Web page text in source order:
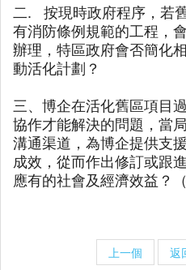
二. 按現時政府程序，若
有消防條例規範的工程，
辦理，特區政府會否簡化
動活化計劃？
三、博企在活化舊區項目
協作才能解決的問題，當
溝通渠道，為博企提供支
成效，從而作出修訂或跟
應有的社會及經濟效益？（
上一個 返